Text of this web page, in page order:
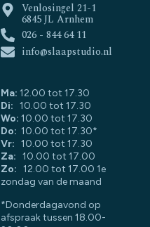
Venlosingel 21-1
6845 JL Arnhem
026 - 844 64 11
info@slaapstudio.nl
Ma: 12.00 tot 17.30
Di: 10.00 tot 17.30
Wo: 10.00 tot 17.30
Do: 10.00 tot 17.30*
Vr: 10.00 tot 17.30
Za: 10.00 tot 17.00
Zo: 12.00 tot 17.00 1e
zondag van de maand
*Donderdagavond op
afspraak tussen 18.00-